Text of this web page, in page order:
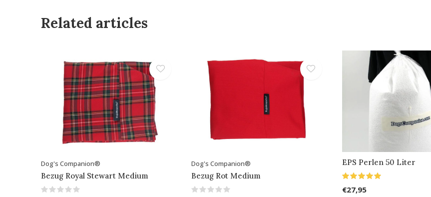
Related articles
Dog's Companion®
Bezug Royal Stewart Medium
Dog's Companion®
Bezug Rot Medium
EPS Perlen 50 Liter
€27,95